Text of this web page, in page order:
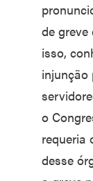
de
isso,
injunção
o
requeria
desse